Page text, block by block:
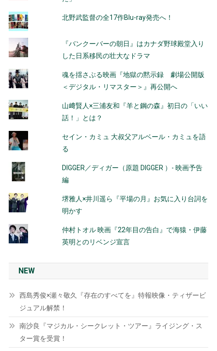
ョ
ン
北野武監督の全17作Blu-ray発売へ！
『バンクーバーの朝日』はカナダ野球殿堂入り
した日系移民の壮大なドラマ
魂を揺さぶる映画『地獄の黙示録 劇場公開版
＜デジタル・リマスター＞』再公開へ
山﨑賢人×三浦友和『羊と鋼の森』初日の「いい
話！」とは？
セイン・カミュ 大叔父アルベール・カミュを語
る
DIGGER／ディガー（原題 DIGGER ）- 映画予告
編
堺雅人×井川遥ら『平場の月』お気に入り台詞を
明かす
仲村トオル 映画『22年目の告白』で海猿・伊藤
英明とのリベンジ宣言
NEW
西島秀俊×瀬々敬久『存在のすべてを』特報映像・ティザービ
ジュアル解禁！
南沙良『マジカル・シークレット・ツアー』ライジング・ス
ター賞を受賞！